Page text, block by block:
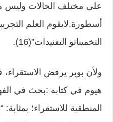
على مختلف الحالات وليس
أسطورة.لايقوم العلم
التخميناتو التفنيدات”(16).
ولأن بوبر يرفض
هيوم في كتابه :بحث في
المنطقية للاستقراء؛